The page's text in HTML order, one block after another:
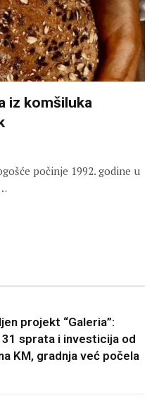
iz komšiluka
počinje 1992. godine u
projekt “Galeria”:
sprata i investicija od
KM, gradnja već počela